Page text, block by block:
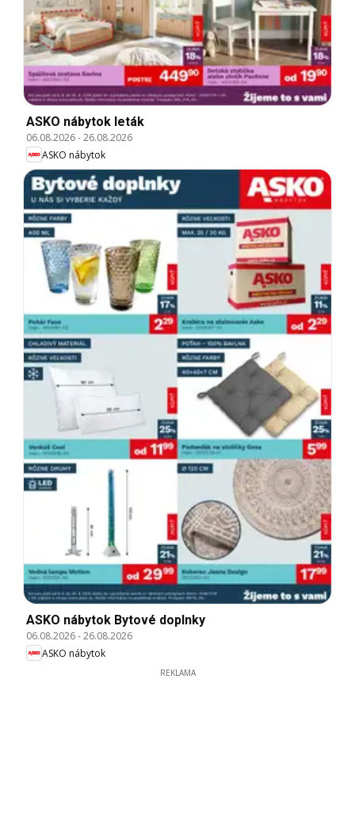
ASKO nábytok leták
06.08.2026-26.08.2026
ASKO nábytok
ASKO nábytok Bytové doplnky
06.08.2026-26.08.2026
ASKO nábytok
REKLAMA